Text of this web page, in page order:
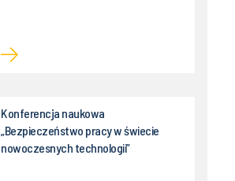
Konferencja naukowa
„Bezpieczeństwo pracy w świecie
nowoczesnych technologii”